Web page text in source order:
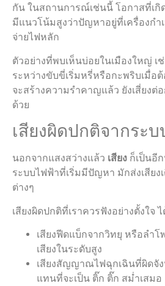
กัน ในสถานการณ์เช่นนี้ โอกาสที่เ
มีแนวโน้มสูงว่าปัญหาอยู่ที่เครื่องกำ
จ่ายไฟหลัก
ตัวอย่างที่พบเห็นบ่อยในเมืองใหญ่ เ
ระหว่างขับขี่เริ่มหรี่หรือกะพริบเมื่อ
จะสร้างความรำคาญแล้ว ยังเสี่ยงต่
ด้วย
เสียงผิดปกติจากระ
นอกจากแสงสว่างแล้ว เสียง ก็เป็นอี
ระบบไฟฟ้าที่เริ่มมีปัญหา มักส่งเสีย
ต่างๆ
เสียงผิดปกติที่เราควรฟังอย่างตั้งใจ
เสียงฟีดแบ็กจากวิทยุ หรือลำโ
เสียงในระดับสูง
เสียงสัญญาณไฟฉุกเฉินที่ผิดจัง
แทนที่จะเป็น ติ๊ก ติ๊ก สม่ำเสมอ